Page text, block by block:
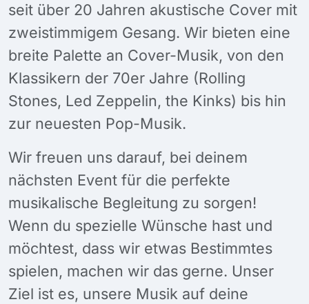
seit über 20 Jahren akustische Cover mit
zweistimmigem Gesang. Wir bieten eine
breite Palette an Cover-Musik, von den
Klassikern der 70er Jahre (Rolling
Stones, Led Zeppelin, the Kinks) bis hin
zur neuesten Pop-Musik.
Wir freuen uns darauf, bei deinem
nächsten Event für die perfekte
musikalische Begleitung zu sorgen!
Wenn du spezielle Wünsche hast und
möchtest, dass wir etwas Bestimmtes
spielen, machen wir das gerne. Unser
Ziel ist es, unsere Musik auf deine